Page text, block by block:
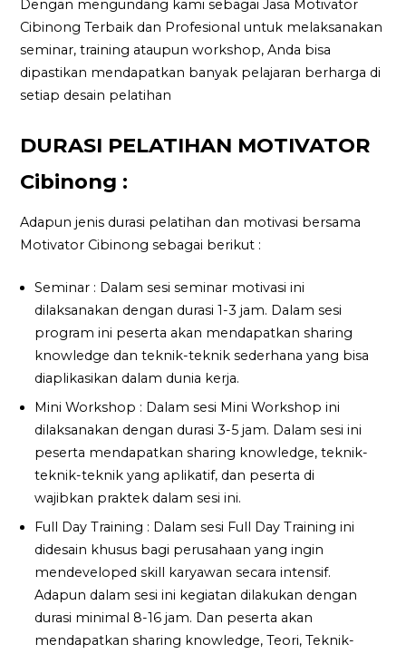
Dengan mengundang kami sebagai Jasa Motivator
Cibinong Terbaik dan Profesional untuk melaksanakan
seminar, training ataupun workshop, Anda bisa
dipastikan mendapatkan banyak pelajaran berharga di
setiap desain pelatihan
DURASI PELATIHAN MOTIVATOR
Cibinong :
Adapun jenis durasi pelatihan dan motivasi bersama
Motivator Cibinong sebagai berikut :
Seminar : Dalam sesi seminar motivasi ini
dilaksanakan dengan durasi 1-3 jam. Dalam sesi
program ini peserta akan mendapatkan sharing
knowledge dan teknik-teknik sederhana yang bisa
diaplikasikan dalam dunia kerja.
Mini Workshop : Dalam sesi Mini Workshop ini
dilaksanakan dengan durasi 3-5 jam. Dalam sesi ini
peserta mendapatkan sharing knowledge, teknik-
teknik-teknik yang aplikatif, dan peserta di
wajibkan praktek dalam sesi ini.
Full Day Training : Dalam sesi Full Day Training ini
didesain khusus bagi perusahaan yang ingin
mendeveloped skill karyawan secara intensif.
Adapun dalam sesi ini kegiatan dilakukan dengan
durasi minimal 8-16 jam. Dan peserta akan
mendapatkan sharing knowledge, Teori, Teknik-